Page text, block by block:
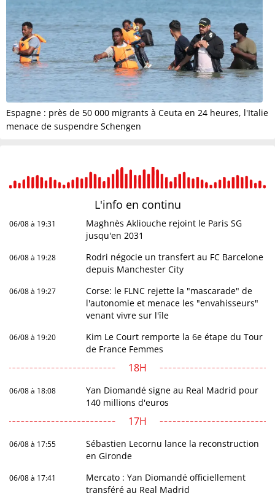
Espagne : près de 50 000 migrants à Ceuta en 24 heures, l'Italie
menace de suspendre Schengen
L'info en continu
06/08 à 19:31
Maghnès Akliouche rejoint le Paris SG
jusqu'en 2031
06/08 à 19:28
Rodri négocie un transfert au FC Barcelone
depuis Manchester City
06/08 à 19:27
Corse: le FLNC rejette la "mascarade" de
l'autonomie et menace les "envahisseurs"
venant vivre sur l'île
06/08 à 19:20
Kim Le Court remporte la 6e étape du Tour
de France Femmes
18H
06/08 à 18:08
Yan Diomandé signe au Real Madrid pour
140 millions d'euros
17H
06/08 à 17:55
Sébastien Lecornu lance la reconstruction
en Gironde
06/08 à 17:41
Mercato : Yan Diomandé officiellement
transféré au Real Madrid